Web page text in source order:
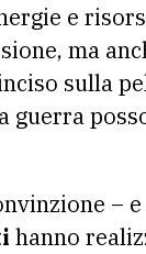
e
ma
sulla
guerra
–
hanno